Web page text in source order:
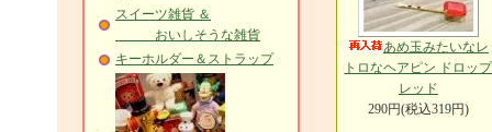
スイーツ雑貨 ＆
おいしそうな雑貨
キーホルダー＆ストラップ
あめ玉みたいなレ
トロなヘアピン ドロップ
レッド
290円(税込319円)